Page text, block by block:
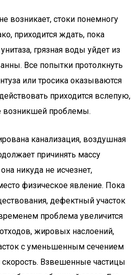
возникает, стоки понемногу
приходится ждать, пока
грязная воды уйдет из
Все попытки протолкнуть
или тросика оказываются
приходится вслепую,
возникшей проблемы.
канализация, воздушная
причинять массу
никуда не исчезнет,
физическое явление. Пока
дефектный участок
проблема увеличится
жировых наслоений,
с уменьшенным сечением
скорость. Взвешенные частицы